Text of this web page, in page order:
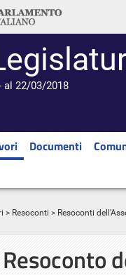
al 22/03/2018
Documenti
> Resoconti > Resoconti
Resoconto